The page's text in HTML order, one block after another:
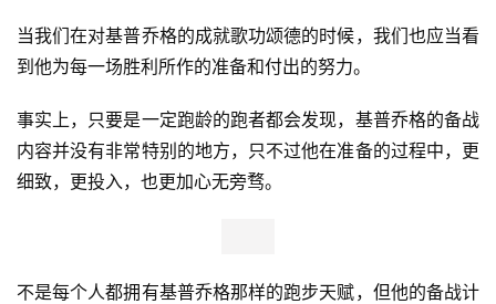
当我们在对基普乔格的成就歌功颂德的时候，我们也应当看
到他为每一场胜利所作的准备和付出的努力。
事实上，只要是一定跑龄的跑者都会发现，基普乔格的备战
内容并没有非常特别的地方，只不过他在准备的过程中，更
细致，更投入，也更加心无旁骛。
不是每个人都拥有基普乔格那样的跑步天赋，但他的备战计